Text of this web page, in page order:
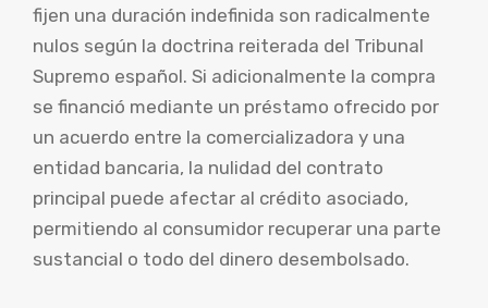
fijen una duración indefinida son radicalmente
nulos según la doctrina reiterada del Tribunal
Supremo español. Si adicionalmente la compra
se financió mediante un préstamo ofrecido por
un acuerdo entre la comercializadora y una
entidad bancaria, la nulidad del contrato
principal puede afectar al crédito asociado,
permitiendo al consumidor recuperar una parte
sustancial o todo del dinero desembolsado.